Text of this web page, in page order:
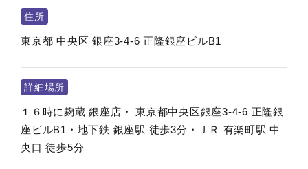
住所
東京都 中央区 銀座3-4-6 正隆銀座ビルB1
詳細場所
１６時に麹蔵 銀座店・ 東京都中央区銀座3-4-6 正隆銀
座ビルB1・地下鉄 銀座駅 徒歩3分・ＪＲ 有楽町駅 中
央口 徒歩5分